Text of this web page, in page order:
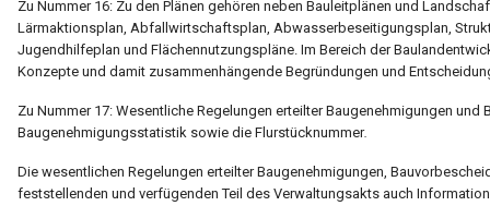
Zu Nummer 16: Zu den Plänen gehören neben Bauleitplänen und
Lärmaktionsplan, Abfallwirtschaftsplan, Abwasserbeseitigungsplan,
Jugendhilfeplan und Flächennutzungspläne. Im Bereich der
Konzepte und damit zusammenhängende Begründungen und
Zu Nummer 17: Wesentliche Regelungen erteilter Baugenehmigungen
Baugenehmigungsstatistik sowie die Flurstücknummer.
Die wesentlichen Regelungen erteilter Baugenehmigungen,
feststellenden und verfügenden Teil des Verwaltungsakts auch